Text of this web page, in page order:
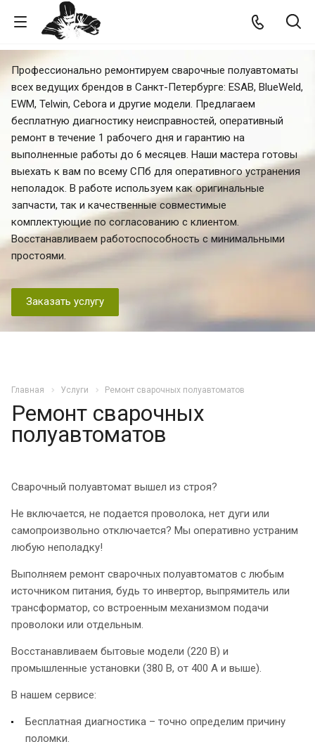
Профессионально ремонтируем сварочные полуавтоматы
всех ведущих брендов в Санкт-Петербурге: ESAB, BlueWeld,
EWM, Telwin, Cebora и другие модели. Предлагаем
бесплатную диагностику неисправностей, оперативный
ремонт в течение 1 рабочего дня и гарантию на
выполненные работы до 6 месяцев. Наши мастера готовы
выехать к вам по всему СПб для оперативного устранения
неполадок. В работе используем как оригинальные
запчасти, так и качественные совместимые
комплектующие по согласованию с клиентом.
Восстанавливаем работоспособность с минимальными
простоями.
Заказать услугу
Главная Услуги Ремонт сварочных полуавтоматов
Ремонт сварочных
полуавтоматов
Сварочный полуавтомат вышел из строя?
Не включается, не подается проволока, нет дуги или
самопроизвольно отключается? Мы оперативно устраним
любую неполадку!
Выполняем ремонт сварочных полуавтоматов с любым
источником питания, будь то инвертор, выпрямитель или
трансформатор, со встроенным механизмом подачи
проволоки или отдельным.
Восстанавливаем бытовые модели (220 В) и
промышленные установки (380 В, от 400 А и выше).
В нашем сервисе:
Бесплатная диагностика – точно определим причину
поломки.